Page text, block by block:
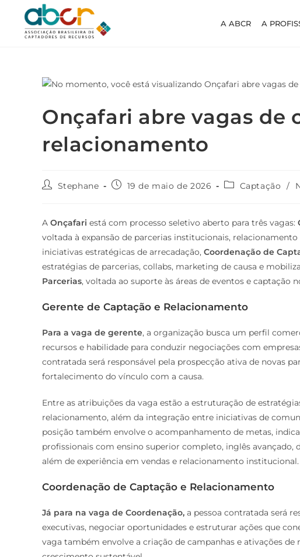
A ABCR A
Onçafari abre vagas de
relacionamento
Stephane 19 de maio de 2026 Captação /
A Onçafari está com processo seletivo aberto para três vagas:
voltada à expansão de parcerias institucionais,
iniciativas estratégicas de arrecadação, Coordenação de
estratégias de parcerias, collabs, marketing de causa e
Parcerias, voltada ao suporte às áreas de eventos e captação
Gerente de Captação e Relacionamento
Para a vaga de gerente, a organização busca um perfil
recursos e habilidade para conduzir negociações com
contratada será responsável pela prospecção ativa de novas
fortalecimento do vínculo com a causa.
Entre as atribuições da vaga estão a estruturação de
relacionamento, além da integração entre iniciativas de
posição também envolve o acompanhamento de metas,
profissionais com ensino superior completo, inglês avançado,
além de experiência em vendas e relacionamento
Coordenação de Captação e Relacionamento
Já para na vaga de Coordenação, a pessoa contratada será
executivas, negociar oportunidades e estruturar ações que
vaga também envolve a criação de campanhas e ativações